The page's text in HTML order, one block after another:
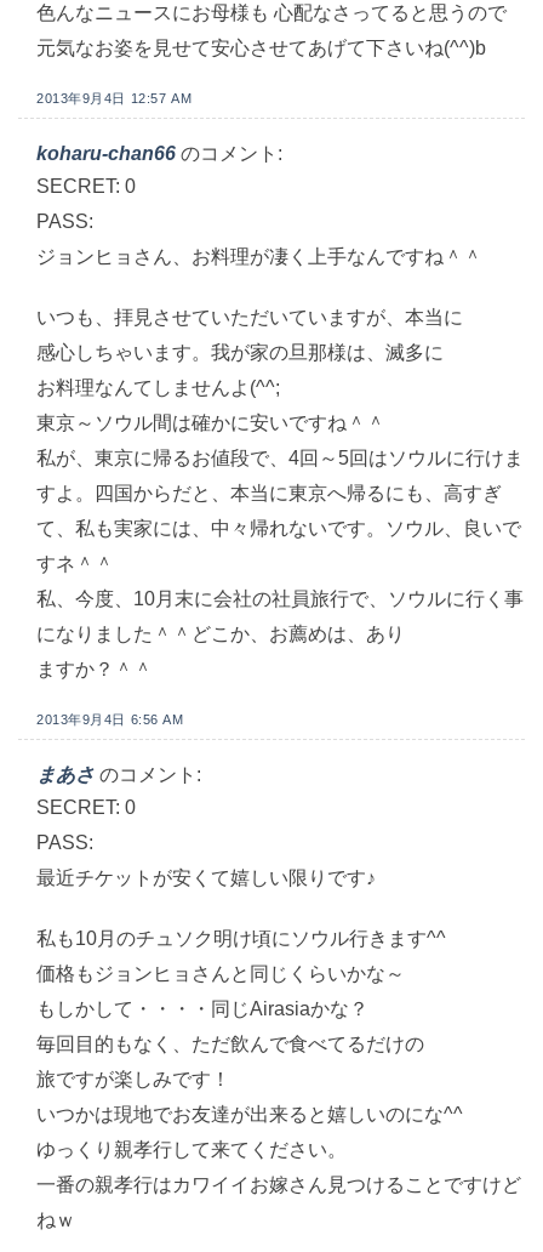
色んなニュースにお母様も 心配なさってると思うので
元気なお姿を見せて安心させてあげて下さいね(^^)b
2013年9月4日 12:57 AM
koharu-chan66 のコメント:
SECRET: 0
PASS:
ジョンヒョさん、お料理が凄く上手なんですね＾＾
いつも、拝見させていただいていますが、本当に
感心しちゃいます。我が家の旦那様は、滅多に
お料理なんてしませんよ(^^;
東京～ソウル間は確かに安いですね＾＾
私が、東京に帰るお値段で、4回～5回はソウルに行けま
すよ。四国からだと、本当に東京へ帰るにも、高すぎ
て、私も実家には、中々帰れないです。ソウル、良いで
すネ＾＾
私、今度、10月末に会社の社員旅行で、ソウルに行く事
になりました＾＾どこか、お薦めは、あり
ますか？＾＾
2013年9月4日 6:56 AM
まあさ のコメント:
SECRET: 0
PASS:
最近チケットが安くて嬉しい限りです♪
私も10月のチュソク明け頃にソウル行きます^^
価格もジョンヒョさんと同じくらいかな～
もしかして・・・・同じAirasiaかな？
毎回目的もなく、ただ飲んで食べてるだけの
旅ですが楽しみです！
いつかは現地でお友達が出来ると嬉しいのにな^^
ゆっくり親孝行して来てください。
一番の親孝行はカワイイお嫁さん見つけることですけど
ねｗ